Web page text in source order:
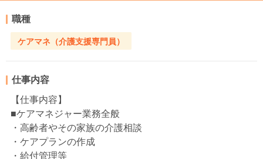
職種
ケアマネ（介護支援専門員）
仕事内容
【仕事内容】
■ケアマネジャー業務全般
・高齢者やその家族の介護相談
・ケアプランの作成
・給付管理等